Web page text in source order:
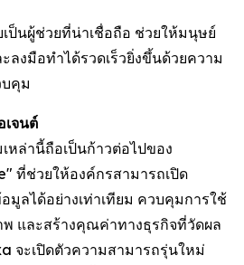
เป็นผู้ช่วยที่น่าเชื่อถือ ช่วยให้มนุษย์
ลงมือทำได้รวดเร็วยิ่งขึ้นด้วยความ
คุม
เจนต์
หล่านี้ถือเป็นก้าวต่อไปของ
ที่ช่วยให้องค์กรสามารถเปิด
มูลได้อย่างเท่าเทียม ควบคุมการใช้
และสร้างคุณค่าทางธุรกิจที่วัดผล
จะเปิดตัวความสามารถรุ่นใหม่